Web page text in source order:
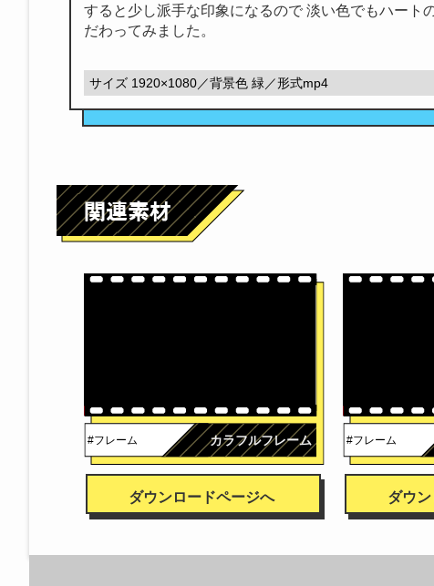
すると少し派手な印象になるので 淡い色でもハート
だわってみました。
サイズ 1920×1080／背景色 緑／形式mp4
#フレーム カラフルフレーム
ダウンロードページへ
#フレーム
ダウ